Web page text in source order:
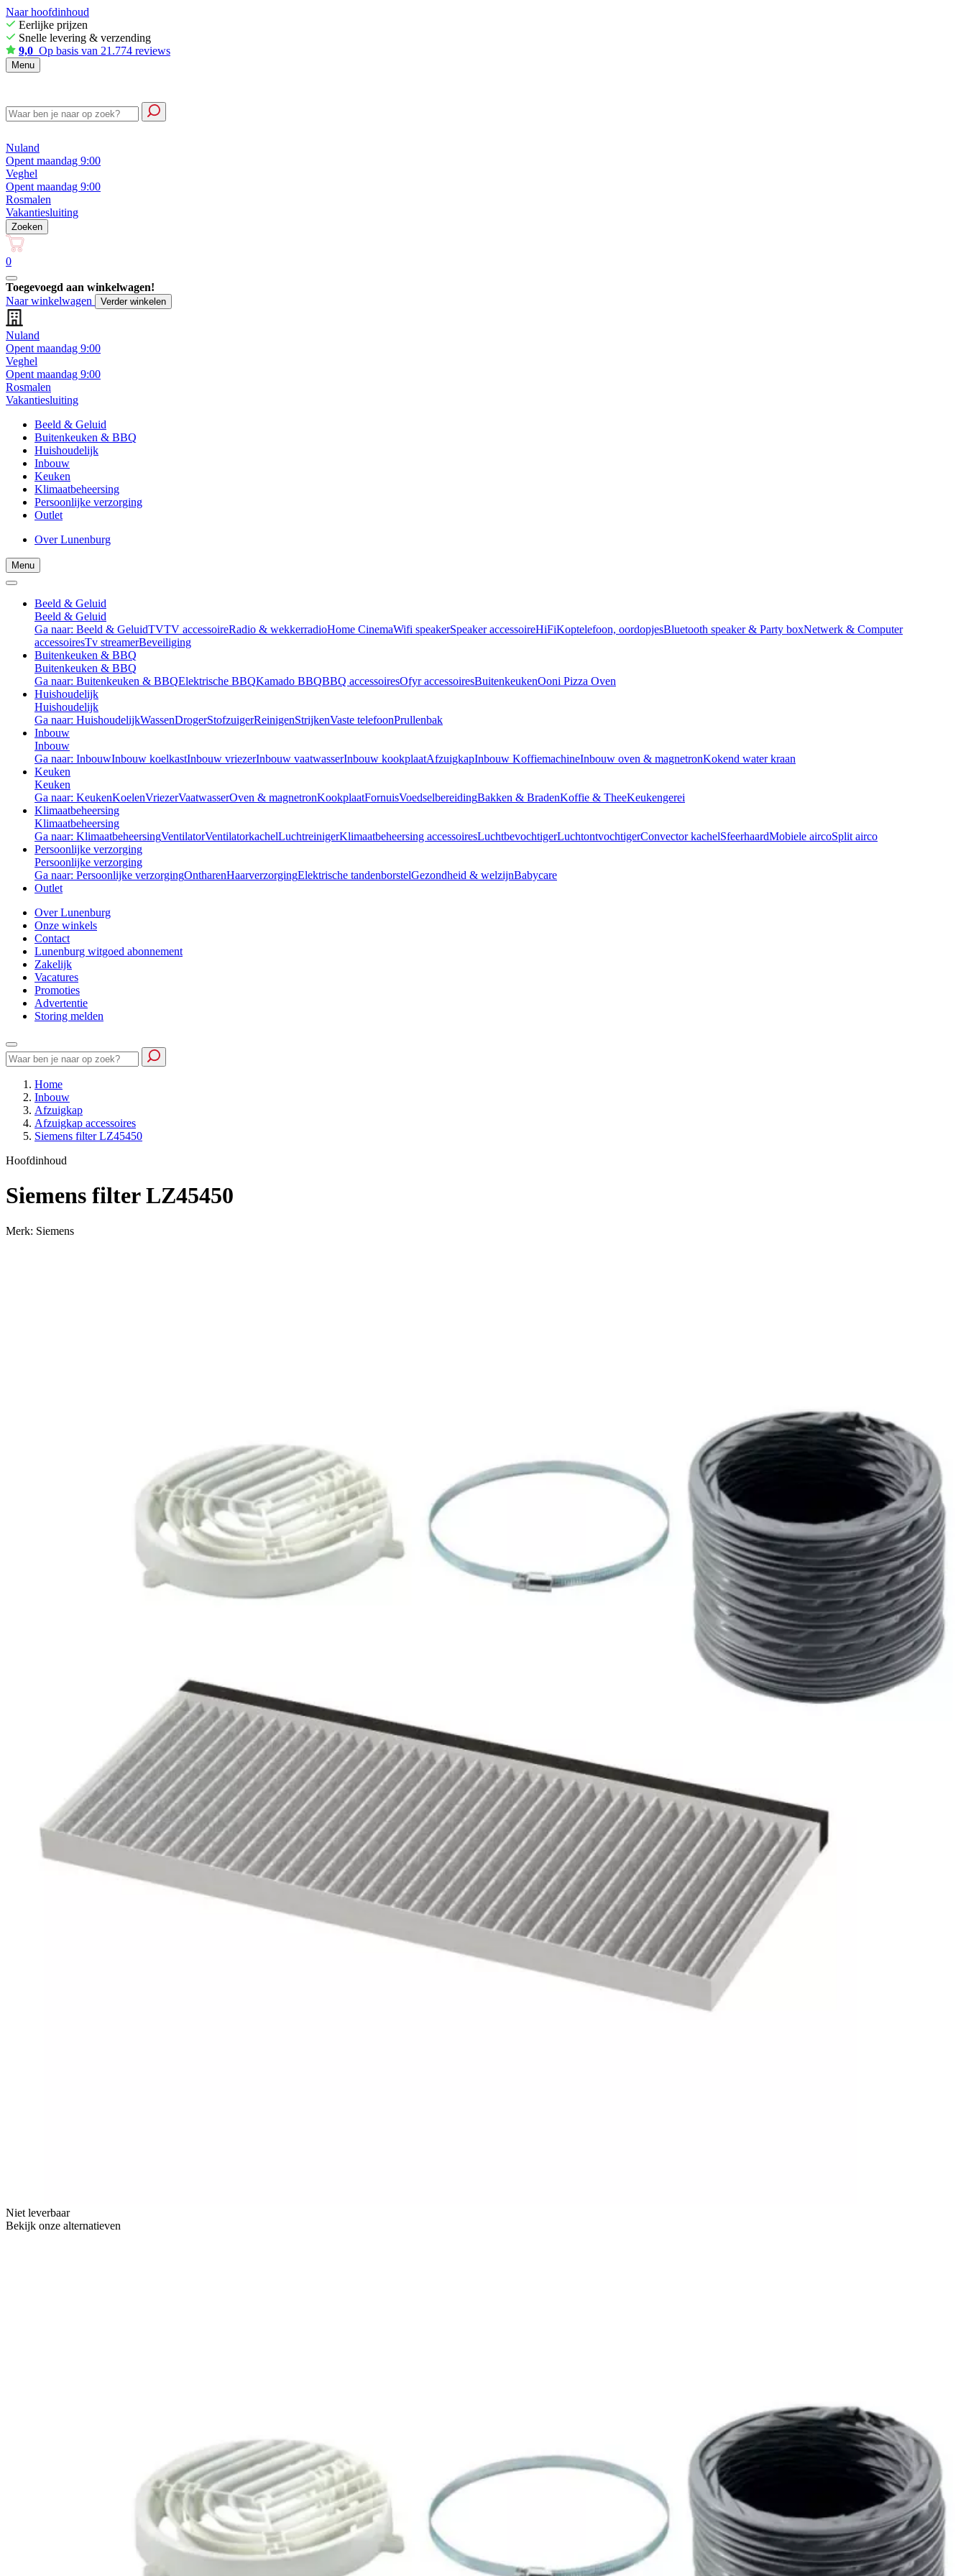
Naar hoofdinhoud
Eerlijke prijzen
Snelle levering & verzending
9,0 Op basis van 21.774 reviews
Menu
Nuland
Opent maandag 9:00
Veghel
Opent maandag 9:00
Rosmalen
Vakantiesluiting
Zoeken
0
Toegevoegd aan winkelwagen!
Naar winkelwagen
Verder winkelen
Nuland
Opent maandag 9:00
Veghel
Opent maandag 9:00
Rosmalen
Vakantiesluiting
Beeld & Geluid
Buitenkeuken & BBQ
Huishoudelijk
Inbouw
Keuken
Klimaatbeheersing
Persoonlijke verzorging
Outlet
Over Lunenburg
Menu
Beeld & Geluid
Beeld & Geluid
Ga naar: Beeld & GeluidTVTV accessoireRadio & wekkerradioHome CinemaWifi speakerSpeaker accessoireHiFiKoptelefoon, oordopjesBluetooth speaker & Party boxNetwerk & Computer
accessoiresTv streamerBeveiliging
Buitenkeuken & BBQ
Buitenkeuken & BBQ
Ga naar: Buitenkeuken & BBQElektrische BBQKamado BBQBBQ accessoiresOfyr accessoiresBuitenkeukenOoni Pizza Oven
Huishoudelijk
Huishoudelijk
Ga naar: HuishoudelijkWassenDrogerStofzuigerReinigenStrijkenVaste telefoonPrullenbak
Inbouw
Inbouw
Ga naar: InbouwInbouw koelkastInbouw vriezerInbouw vaatwasserInbouw kookplaatAfzuigkapInbouw KoffiemachineInbouw oven & magnetronKokend water kraan
Keuken
Keuken
Ga naar: KeukenKoelenVriezerVaatwasserOven & magnetronKookplaatFornuisVoedselbereidingBakken & BradenKoffie & TheeKeukengerei
Klimaatbeheersing
Klimaatbeheersing
Ga naar: KlimaatbeheersingVentilatorVentilatorkachelLuchtreinigerKlimaatbeheersing accessoiresLuchtbevochtigerLuchtontvochtigerConvector kachelSfeerhaardMobiele aircoSplit airco
Persoonlijke verzorging
Persoonlijke verzorging
Ga naar: Persoonlijke verzorgingOntharenHaarverzorgingElektrische tandenborstelGezondheid & welzijnBabycare
Outlet
Over Lunenburg
Onze winkels
Contact
Lunenburg witgoed abonnement
Zakelijk
Vacatures
Promoties
Advertentie
Storing melden
Home
Inbouw
Afzuigkap
Afzuigkap accessoires
Siemens filter LZ45450
Hoofdinhoud
Siemens filter LZ45450
Merk: Siemens
Niet leverbaar
Bekijk onze alternatieven